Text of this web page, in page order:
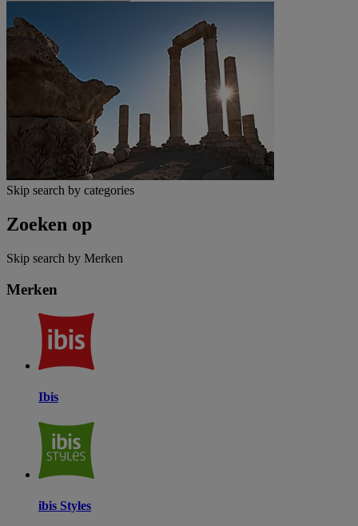
Skip search by categories
Zoeken op
Skip search by Merken
Merken
Ibis
ibis Styles